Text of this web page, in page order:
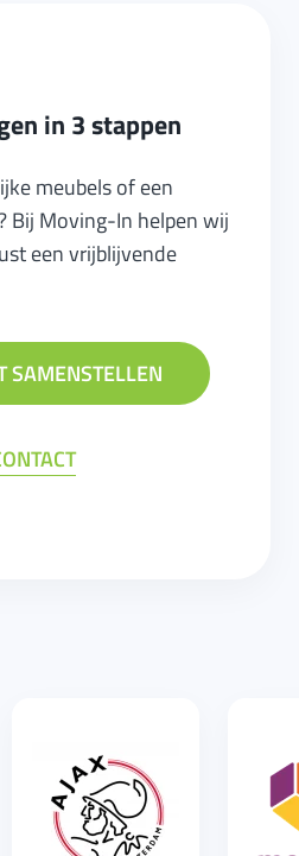
in 3 stappen
meubels of een
Bij Moving-In helpen wij
een vrijblijvende
SAMENSTELLEN